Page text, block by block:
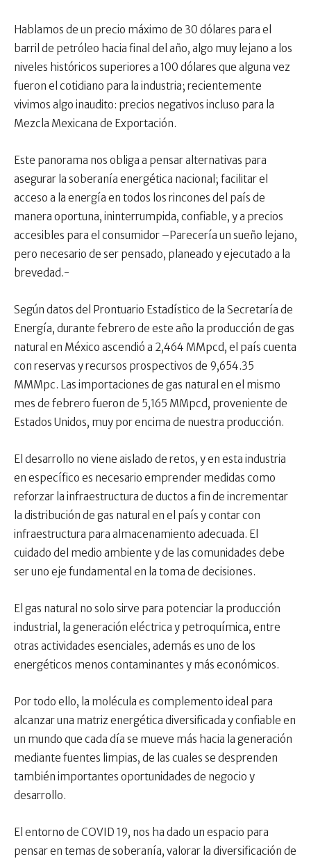
Hablamos de un precio máximo de 30 dólares para el
barril de petróleo hacia final del año, algo muy lejano a los
niveles históricos superiores a 100 dólares que alguna vez
fueron el cotidiano para la industria; recientemente
vivimos algo inaudito: precios negativos incluso para la
Mezcla Mexicana de Exportación.
Este panorama nos obliga a pensar alternativas para
asegurar la soberanía energética nacional; facilitar el
acceso a la energía en todos los rincones del país de
manera oportuna, ininterrumpida, confiable, y a precios
accesibles para el consumidor –Parecería un sueño lejano,
pero necesario de ser pensado, planeado y ejecutado a la
brevedad.-
Según datos del Prontuario Estadístico de la Secretaría de
Energía, durante febrero de este año la producción de gas
natural en México ascendió a 2,464 MMpcd, el país cuenta
con reservas y recursos prospectivos de 9,654.35
MMMpc. Las importaciones de gas natural en el mismo
mes de febrero fueron de 5,165 MMpcd, proveniente de
Estados Unidos, muy por encima de nuestra producción.
El desarrollo no viene aislado de retos, y en esta industria
en específico es necesario emprender medidas como
reforzar la infraestructura de ductos a fin de incrementar
la distribución de gas natural en el país y contar con
infraestructura para almacenamiento adecuada. El
cuidado del medio ambiente y de las comunidades debe
ser uno eje fundamental en la toma de decisiones.
El gas natural no solo sirve para potenciar la producción
industrial, la generación eléctrica y petroquímica, entre
otras actividades esenciales, además es uno de los
energéticos menos contaminantes y más económicos.
Por todo ello, la molécula es complemento ideal para
alcanzar una matriz energética diversificada y confiable en
un mundo que cada día se mueve más hacia la generación
mediante fuentes limpias, de las cuales se desprenden
también importantes oportunidades de negocio y
desarrollo.
El entorno de COVID 19, nos ha dado un espacio para
pensar en temas de soberanía, valorar la diversificación de